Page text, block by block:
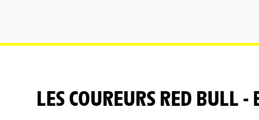
LES COUREURS RED BULL